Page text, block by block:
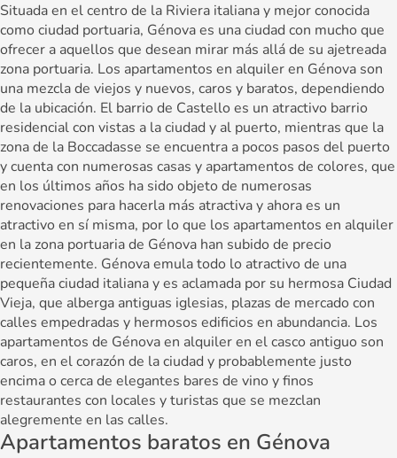
Situada en el centro de la Riviera italiana y mejor conocida
como ciudad portuaria, Génova es una ciudad con mucho que
ofrecer a aquellos que desean mirar más allá de su ajetreada
zona portuaria. Los apartamentos en alquiler en Génova son
una mezcla de viejos y nuevos, caros y baratos, dependiendo
de la ubicación. El barrio de Castello es un atractivo barrio
residencial con vistas a la ciudad y al puerto, mientras que la
zona de la Boccadasse se encuentra a pocos pasos del puerto
y cuenta con numerosas casas y apartamentos de colores, que
en los últimos años ha sido objeto de numerosas
renovaciones para hacerla más atractiva y ahora es un
atractivo en sí misma, por lo que los apartamentos en alquiler
en la zona portuaria de Génova han subido de precio
recientemente. Génova emula todo lo atractivo de una
pequeña ciudad italiana y es aclamada por su hermosa Ciudad
Vieja, que alberga antiguas iglesias, plazas de mercado con
calles empedradas y hermosos edificios en abundancia. Los
apartamentos de Génova en alquiler en el casco antiguo son
caros, en el corazón de la ciudad y probablemente justo
encima o cerca de elegantes bares de vino y finos
restaurantes con locales y turistas que se mezclan
alegremente en las calles.
Apartamentos baratos en Génova